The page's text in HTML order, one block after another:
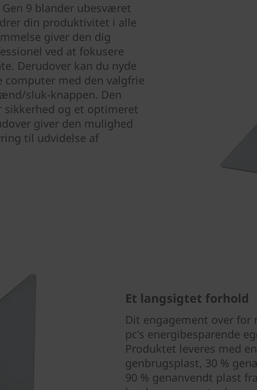
9 blander ubesværet
din produktivitet i alle
giver den dig
ved at fokusere
Derudover kan du nyde
med den valgfrie
sluk-knappen. Den
sikkerhed og et optimeret
giver den mulighed
til udvidelse af
Et langsigtet forhold
Dit engagement over
pc's energibesparende
Produktet leveres med
genbrugsplast, 30 %
90 % genanvendt plast